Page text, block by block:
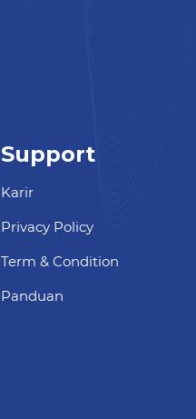
Support
Karir
Privacy Policy
Term & Condition
Panduan